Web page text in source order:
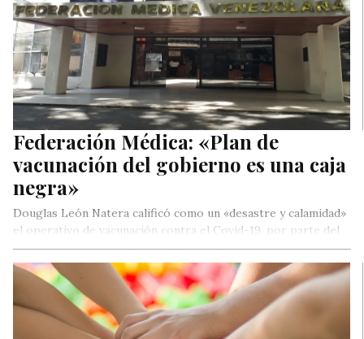
Federación Médica: «Plan de
vacunación del gobierno es una caja
negra»
Douglas León Natera calificó como un «desastre y calamidad»
el operativo de vacunación contra el Covid-19, por parte del
gobierno.